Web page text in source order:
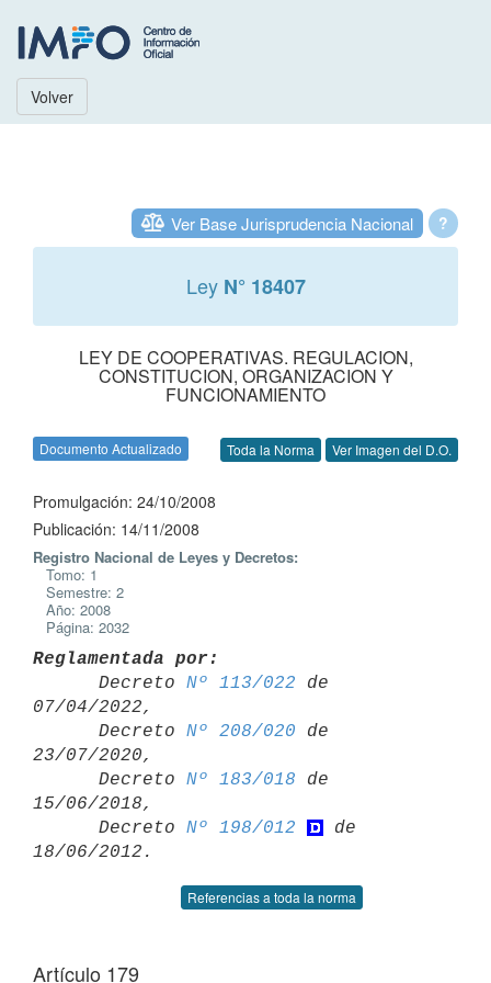
Volver
?
Ver Base Jurisprudencia Nacional
Ley N° 18407
LEY DE COOPERATIVAS. REGULACION,
CONSTITUCION, ORGANIZACION Y
FUNCIONAMIENTO
Documento Actualizado Toda la Norma Ver Imagen del D.O.
Promulgación: 24/10/2008
Publicación: 14/11/2008
Registro Nacional de Leyes y Decretos:
Tomo: 1
Semestre: 2
Año: 2008
Página: 2032
Reglamentada por:
Decreto Nº 113/022 de
07/04/2022,
      Decreto
Nº 208/020 de
23/07/2020,
      Decreto
Nº 183/018 de
15/06/2018,
      Decreto
Nº 198/012
de
Referencias a toda la norma
Artículo 179